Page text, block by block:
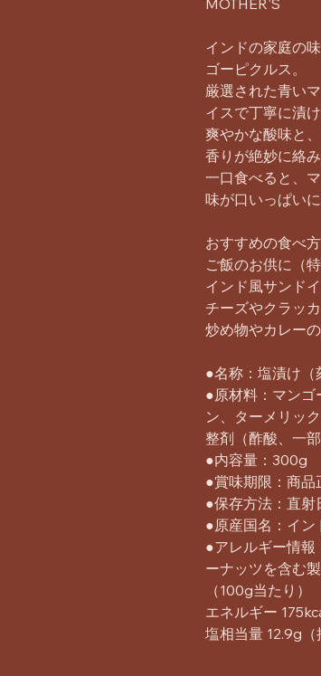
MOTHER'S
インドの家庭の
ゴーピクルス。
厳選された青い
イスで丁寧に漬
爽やかな酸味と
香りが絶妙に絡
一口食べると、
味が口いっぱいに
おすすめの食べ方
ご飯のお供に（
インド風サンド
チーズやクラッ
炒め物やカレー
●名称：塩漬け（
●原材料：マンゴ
ン、ターメリッ
整剤（酢酸、一
●内容量：300g
●賞味期限：商品
●保存方法：直射
●原産国名：イン
●アレルギー情報
ーナッツを含む
（100g当たり）
エネルギー
塩相当量 12.9g（